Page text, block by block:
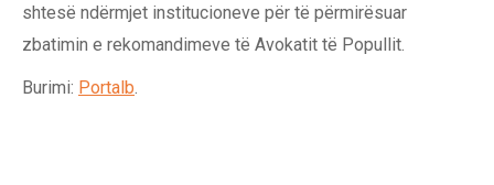
shtesë ndërmjet institucioneve për të përmirësuar
zbatimin e rekomandimeve të Avokatit të Popullit.
Burimi: Portalb.